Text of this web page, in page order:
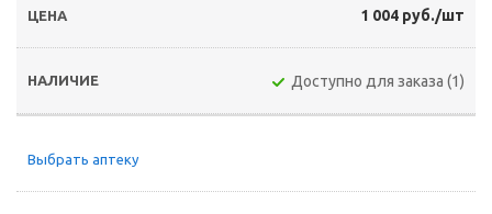
1 004 руб./шт
Доступно для заказа (1)
Выбрать аптеку